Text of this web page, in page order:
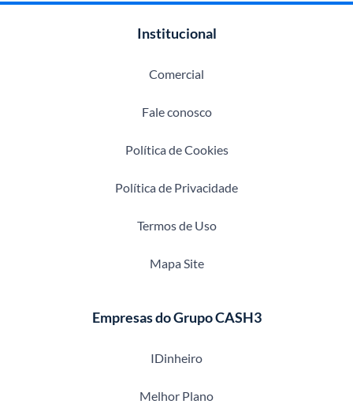
Institucional
Comercial
Fale conosco
Política de Cookies
Política de Privacidade
Termos de Uso
Mapa Site
Empresas do Grupo CASH3
IDinheiro
Melhor Plano